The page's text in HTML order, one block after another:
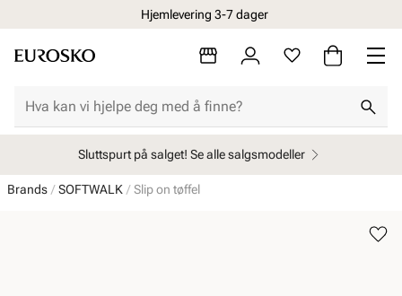
Hjemlevering 3-7 dager
Sluttspurt på salget! Se alle salgsmodeller
Brands SOFTWALK Slip on tøffel